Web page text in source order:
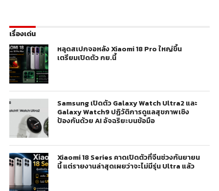
เรื่องเด่น
หลุดสเปกจอหลัง Xiaomi 18 Pro ใหญ่ขึ้น
เตรียมเปิดตัว กย.นี้
Samsung เปิดตัว Galaxy Watch Ultra2 และ
Galaxy Watch9 ปฏิวัติการดูแลสุขภาพเชิง
ป้องกันด้วย AI อัจฉริยะบนข้อมือ
Xiaomi 18 Series คาดเปิดตัวที่จีนช่วงกันยายน
นี้ แต่รายงานล่าสุดเผยว่าจะไม่มีรุ่น Ultra แล้ว